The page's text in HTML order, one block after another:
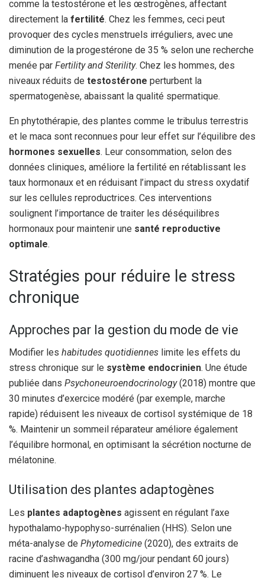
comme la testostérone et les œstrogènes, affectant
directement la fertilité. Chez les femmes, ceci peut
provoquer des cycles menstruels irréguliers, avec une
diminution de la progestérone de 35 % selon une recherche
menée par Fertility and Sterility. Chez les hommes, des
niveaux réduits de testostérone perturbent la
spermatogenèse, abaissant la qualité spermatique.
En phytothérapie, des plantes comme le tribulus terrestris
et le maca sont reconnues pour leur effet sur l’équilibre des
hormones sexuelles. Leur consommation, selon des
données cliniques, améliore la fertilité en rétablissant les
taux hormonaux et en réduisant l’impact du stress oxydatif
sur les cellules reproductrices. Ces interventions
soulignent l’importance de traiter les déséquilibres
hormonaux pour maintenir une santé reproductive
optimale.
Stratégies pour réduire le stress
chronique
Approches par la gestion du mode de vie
Modifier les habitudes quotidiennes limite les effets du
stress chronique sur le système endocrinien. Une étude
publiée dans Psychoneuroendocrinology(2018) montre que
30 minutes d’exercice modéré (par exemple, marche
rapide) réduisent les niveaux de cortisol systémique de 18
%. Maintenir un sommeil réparateur améliore également
l’équilibre hormonal, en optimisant la sécrétion nocturne de
mélatonine.
Utilisation des plantes adaptogènes
Les plantes adaptogènes agissent en régulant l’axe
hypothalamo-hypophyso-surrénalien (HHS). Selon une
méta-analyse de Phytomedicine (2020), des extraits de
racine d’ashwagandha (300 mg/jour pendant 60 jours)
diminuent les niveaux de cortisol d’environ 27 %. Le